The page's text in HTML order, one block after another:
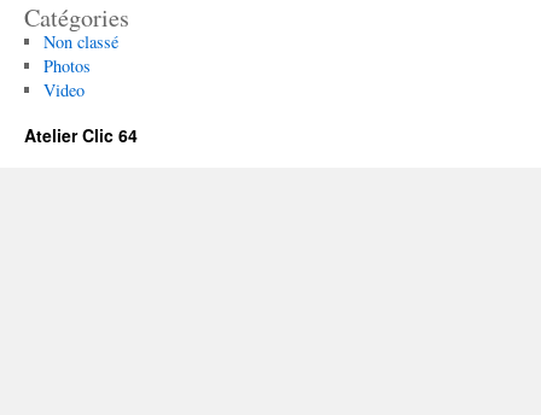
Catégories
Non classé
Photos
Video
Atelier Clic 64